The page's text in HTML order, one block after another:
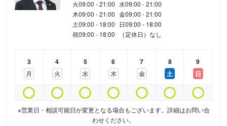
火09:00 - 21:00 水09:00 - 21:00
木09:00 - 21:00 金09:00 - 21:00
土09:00 - 18:00 日09:00 - 18:00
祝09:00 - 18:00 （定休日）なし
3
月
4
火
5
水
6
木
7
金
8
土
9
日
※営業日・相談可能日が変更となる場合もございます。詳細はお問い合
わせください。